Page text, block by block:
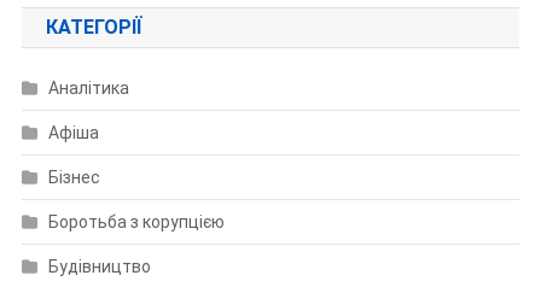
КАТЕГОРІЇ
Аналітика
Афіша
Бізнес
Боротьба з корупцією
Будівництво